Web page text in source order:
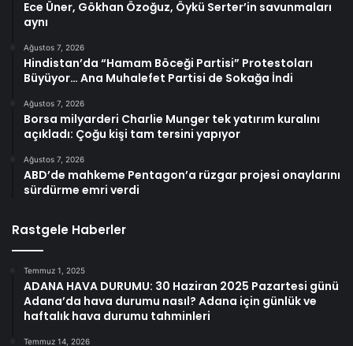
Ece Üner, Gökhan Özoğuz, Öykü Serter’in savunmaları
aynı
Ağustos 7, 2026
Hindistan’da “Hamam Böceği Partisi” Protestoları
Büyüyor… Ana Muhalefet Partisi de Sokağa İndi
Ağustos 7, 2026
Borsa milyarderi Charlie Munger tek yatırım kuralını
açıkladı: Çoğu kişi tam tersini yapıyor
Ağustos 7, 2026
ABD’de mahkeme Pentagon’a rüzgar projesi onaylarını
sürdürme emri verdi
Rastgele Haberler
Temmuz 1, 2025
ADANA HAVA DURUMU: 30 Haziran 2025 Pazartesi günü
Adana’da hava durumu nasıl? Adana için günlük ve
haftalık hava durumu tahminleri
Temmuz 14, 2026